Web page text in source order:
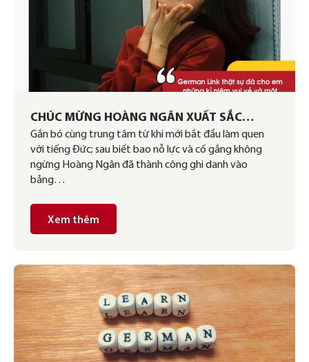
CHÚC MỪNG HOÀNG NGÂN XUẤT SẮC
CHINH PHỤC TẤM BẰNG B1
Gắn bó cùng trung tâm từ khi mới bắt đầu làm quen
với tiếng Đức; sau biết bao nỗ lực và cố gắng không
ngừng Hoàng Ngân đã thành công ghi danh vào
bảng…
Xem thêm